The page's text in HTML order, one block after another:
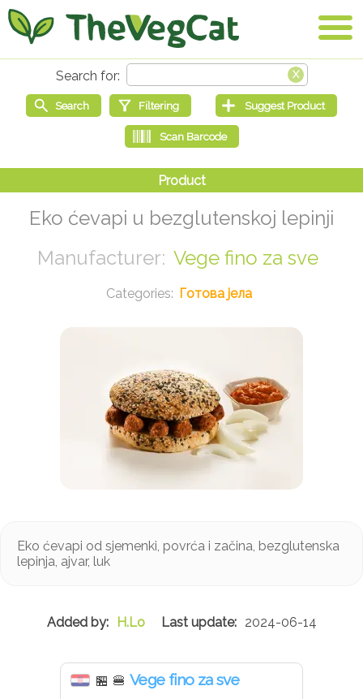
Eko ćevapi u bezglutenskoj lepinji
Vege fino za sve
Готова јела
Eko ćevapi od sjemenki, povrća i začina, bezglutenska
lepinja, ajvar, luk
H.Lo 2024-06-14
🏪 🍔 Vege fino za sve